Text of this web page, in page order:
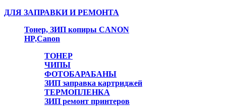
ДЛЯ ЗАПРАВКИ И РЕМОНТА
Тонер, ЗИП копиры CANON
HP,Canon
ТОНЕР
ЧИПЫ
ФОТОБАРАБАНЫ
ЗИП заправка картриджей
ТЕРМОПЛЕНКА
ЗИП ремонт принтеров